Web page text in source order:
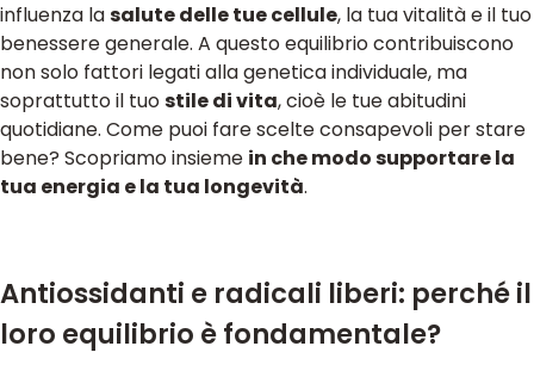
influenza lasalute delle tue cellule, la tua vitalità e il tuo
benessere generale. A questo equilibrio contribuiscono
non solo fattori legati alla genetica individuale, ma
soprattutto il tuostile di vita, cioè le tue abitudini
quotidiane. Come puoi fare scelte consapevoli per stare
bene? Scopriamo insieme in che modo supportare la
tua energia e la tua longevità.
Antiossidanti e radicali liberi: perché il
loro equilibrio è fondamentale?